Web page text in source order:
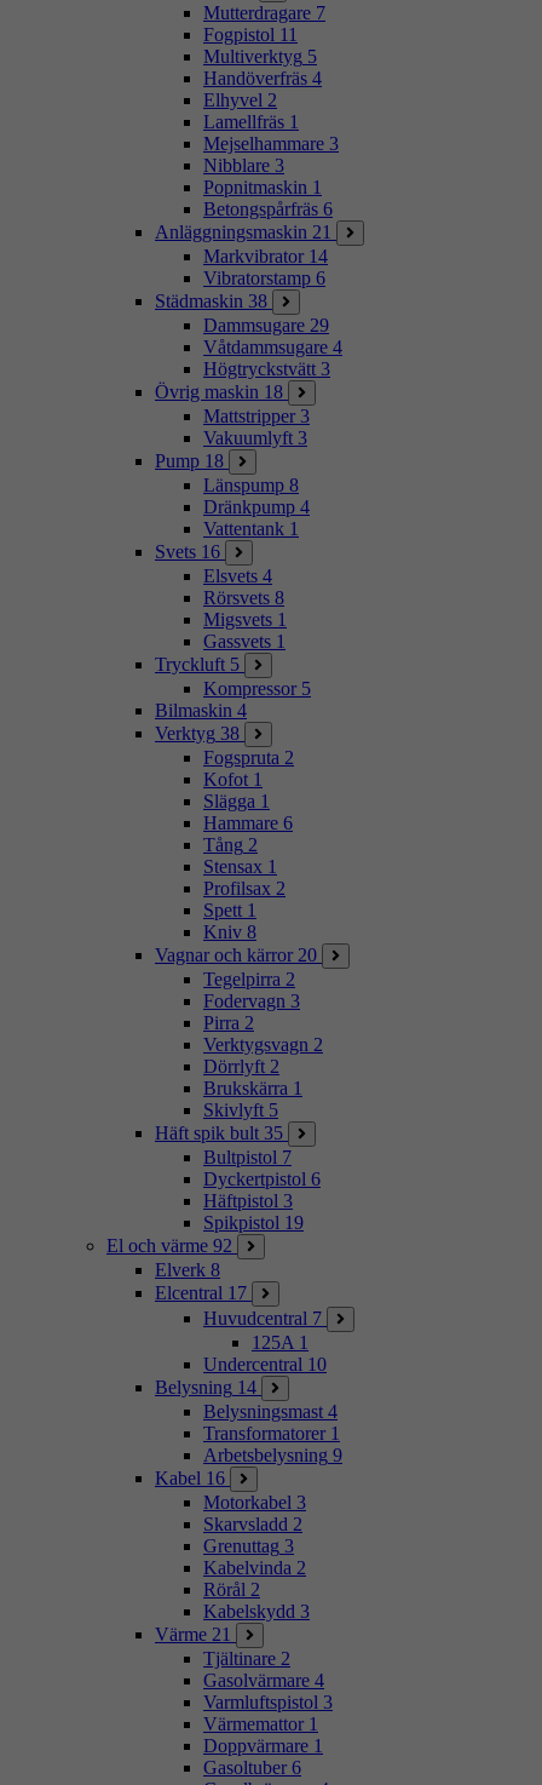
Mutterdragare 7
Fogpistol 11
Multiverktyg 5
Handöverfräs 4
Elhyvel 2
Lamellfräs 1
Mejselhammare 3
Nibblare 3
Popnitmaskin 1
Betongspårfräs 6
Anläggningsmaskin 21
Markvibrator 14
Vibratorstamp 6
Städmaskin 38
Dammsugare 29
Våtdammsugare 4
Högtryckstvätt 3
Övrig maskin 18
Mattstripper 3
Vakuumlyft 3
Pump 18
Länspump 8
Dränkpump 4
Vattentank 1
Svets 16
Elsvets 4
Rörsvets 8
Migsvets 1
Gassvets 1
Tryckluft 5
Kompressor 5
Bilmaskin 4
Verktyg 38
Fogspruta 2
Kofot 1
Slägga 1
Hammare 6
Tång 2
Stensax 1
Profilsax 2
Spett 1
Kniv 8
Vagnar och kärror 20
Tegelpirra 2
Fodervagn 3
Pirra 2
Verktygsvagn 2
Dörrlyft 2
Brukskärra 1
Skivlyft 5
Häft spik bult 35
Bultpistol 7
Dyckertpistol 6
Häftpistol 3
Spikpistol 19
El och värme 92
Elverk 8
Elcentral 17
Huvudcentral 7
125A 1
Undercentral 10
Belysning 14
Belysningsmast 4
Transformatorer 1
Arbetsbelysning 9
Kabel 16
Motorkabel 3
Skarvsladd 2
Grenuttag 3
Kabelvinda 2
Rörål 2
Kabelskydd 3
Värme 21
Tjältinare 2
Gasolvärmare 4
Varmluftspistol 3
Värmemattor 1
Doppvärmare 1
Gasoltuber 6